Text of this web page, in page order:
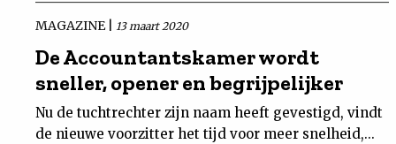
MAGAZINE | 13 maart 2020
De Accountantskamer wordt
sneller, opener en begrijpelijker
Nu de tuchtrechter zijn naam heeft gevestigd, vindt
de nieuwe voorzitter het tijd voor meer snelheid,...